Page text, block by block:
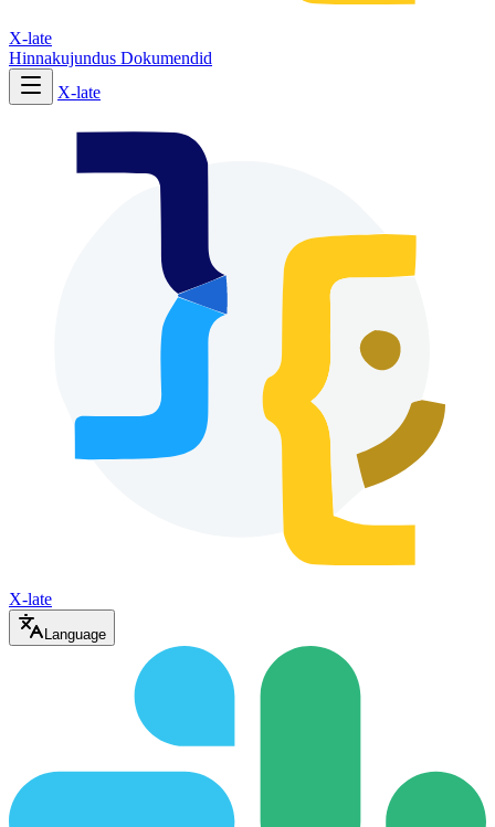
X-late
Hinnakujundus Dokumendid
X-late
X-late
Language